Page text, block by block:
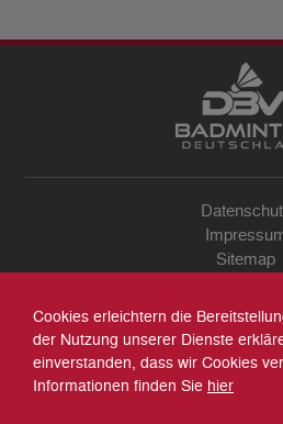
Sitemap
Archiv
Suche
Cookies erleichtern die
der Nutzung unserer Dienste
einverstanden, dass wir Cookies
Informationen finden Sie hier